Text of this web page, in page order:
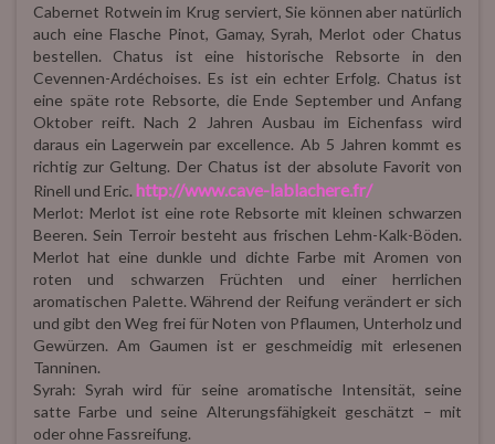
Cabernet Rotwein im Krug serviert, Sie können aber natürlich
auch eine Flasche Pinot, Gamay, Syrah, Merlot oder Chatus
bestellen. Chatus ist eine historische Rebsorte in den
Cevennen-Ardéchoises. Es ist ein echter Erfolg. Chatus ist
eine späte rote Rebsorte, die Ende September und Anfang
Oktober reift. Nach 2 Jahren Ausbau im Eichenfass wird
daraus ein Lagerwein par excellence. Ab 5 Jahren kommt es
richtig zur Geltung. Der Chatus ist der absolute Favorit von
Rinell und Eric. http://www.cave-lablachere.fr/
Merlot: Merlot ist eine rote Rebsorte mit kleinen schwarzen
Beeren. Sein Terroir besteht aus frischen Lehm-Kalk-Böden.
Merlot hat eine dunkle und dichte Farbe mit Aromen von
roten und schwarzen Früchten und einer herrlichen
aromatischen Palette. Während der Reifung verändert er sich
und gibt den Weg frei für Noten von Pflaumen, Unterholz und
Gewürzen. Am Gaumen ist er geschmeidig mit erlesenen
Tanninen.
Syrah: Syrah wird für seine aromatische Intensität, seine
satte Farbe und seine Alterungsfähigkeit geschätzt – mit
oder ohne Fassreifung.